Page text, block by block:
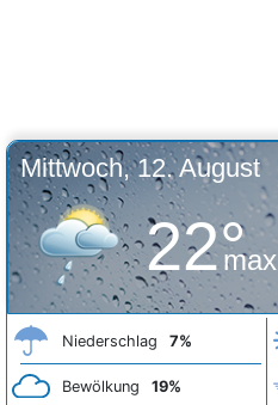
Mittwoch, 12. August
22°
max
Niederschlag 7%
Bewölkung 19%